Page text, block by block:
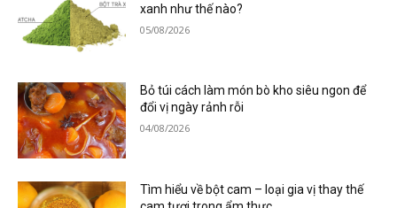
xanh như thế nào?
05/08/2026
Bỏ túi cách làm món bò kho siêu ngon để
đổi vị ngày rảnh rỗi
04/08/2026
Tìm hiểu về bột cam – loại gia vị thay thế